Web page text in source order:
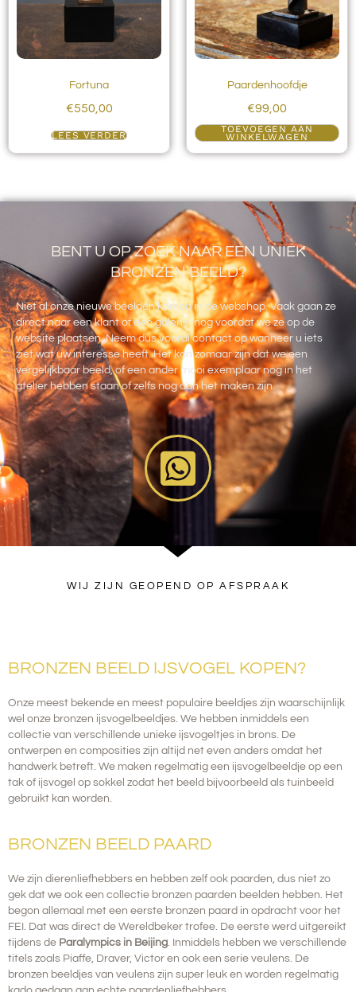
Fortuna
€550,00
LEES VERDER
Paardenhoofdje
€99,00
TOEVOEGEN AAN
WINKELWAGEN
BENT U OP ZOEK NAAR EEN UNIEK
BRONZEN BEELD?
Niet al onze nieuwe beelden komen in de webshop. Vaak gaan ze
direct naar een klant of een galerie nog voordat we ze op de
website plaatsen. Neem dus vooral contact op wanneer u iets
ziet wat uw interesse heeft. Het kan zomaar zijn dat we een
vergelijkbaar beeld, of een ander mooi exemplaar nog in het
atelier hebben staan of zelfs nog aan het maken zijn.
WIJ ZIJN GEOPEND OP AFSPRAAK
BRONZEN BEELD IJSVOGEL KOPEN?
Onze meest bekende en meest populaire beeldjes zijn waarschijnlijk
wel onze bronzen ijsvogelbeeldjes. We hebben inmiddels een
collectie van verschillende unieke ijsvogeltjes in brons. De
ontwerpen en composities zijn altijd net even anders omdat het
handwerk betreft. We maken regelmatig een ijsvogelbeeldje op een
tak of ijsvogel op sokkel zodat het beeld bijvoorbeeld als tuinbeeld
gebruikt kan worden.
BRONZEN BEELD PAARD
We zijn dierenliefhebbers en hebben zelf ook paarden, dus niet zo
gek dat we ook een collectie bronzen paarden beelden hebben. Het
begon allemaal met een eerste bronzen paard in opdracht voor het
FEI. Dat was direct de Wereldbeker trofee. De eerste werd uitgereikt
tijdens de Paralympics in Beijing . Inmiddels hebben we verschillende
titels zoals Piaffe, Draver, Victor en ook een serie veulens. De
bronzen beeldjes van veulens zijn super leuk en worden regelmatig